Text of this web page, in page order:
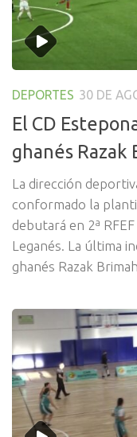
DEPORTES 30 DE
El CD
ghanés Razak
La dirección
conformado la
debutará en 2ª
Leganés. La última
ghanés Razak Brimah